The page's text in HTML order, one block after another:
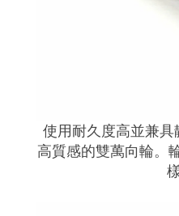
使用耐久度高並兼具
高質感的雙萬向輪。